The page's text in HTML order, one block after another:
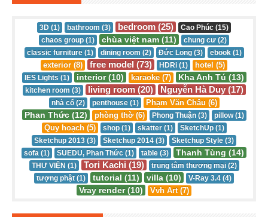
3D (1) bathroom (3) bedroom (25)
Cao Phúc (15)
chaos group (1)
chùa việt nam (11)
chung cư (2)
classic furniture (1)
dining room (2) Đức Long (3) ebook (1)
exterior (8) free model (73) HDRi (1) hotel (5)
IES Lights (1) interior (10) karaoke (7) Kha Anh Tú (13)
kitchen room (3) living room (20) Nguyễn Hà Duy (17)
nhà cổ (2) penthouse (1) Phạm Văn Châu (6)
Phan Thức (12) phòng thờ (6) Phong Thuận (3) pillow (1)
Quy hoạch (5) shop (1) skatter (1)
SketchUp (1)
Sketchup 2013 (3)
Sketchup 2014 (3)
Sketchup Style (3)
sofa (1)
SUEDU, Phan Thức (1) table (3) Thanh Tùng (14)
THƯ VIỆN (1) Tori Kachi (19)
trung tâm thương mại (2)
tượng phật (1)
tutorial (11) villa (10) V-Ray 3.4 (4)
Vray render (10) Vvh Art (7)